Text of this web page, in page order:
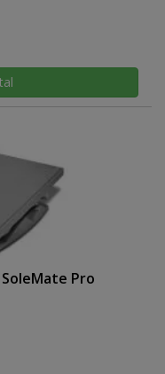
Pro